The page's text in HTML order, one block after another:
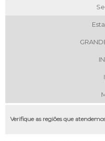
Verifique as regiões que